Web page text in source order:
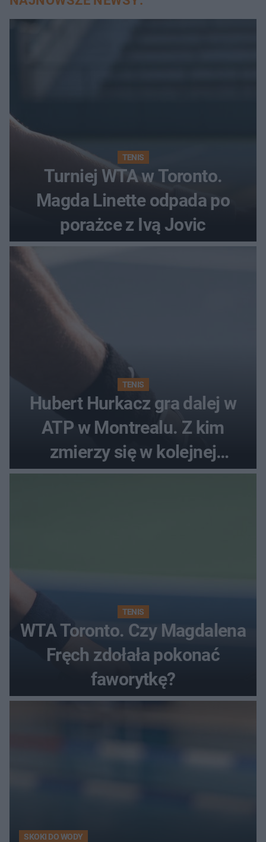
TENIS
Turniej WTA w Toronto.
Magda Linette odpada po
porażce z Ivą Jovic
TENIS
Hubert Hurkacz gra dalej w
ATP w Montrealu. Z kim
zmierzy się w kolejnej
rundzie?
TENIS
WTA Toronto. Czy Magdalena
Fręch zdołała pokonać
faworytkę?
SKOKI DO WODY